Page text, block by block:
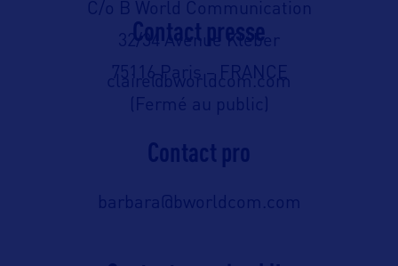
C/o B World Communication
32/34 Avenue Kléber
75116 Paris – FRANCE
(Fermé au public)
Contact presse
claire@bworldcom.com
Contact pro
barbara@bworldcom.com